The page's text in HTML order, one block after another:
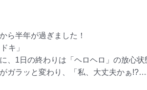
ら半年が過ぎました！
キ」
、1日の終わりは「ヘロヘロ」の放心状
ガラッと変わり、「私、大丈夫かぁ